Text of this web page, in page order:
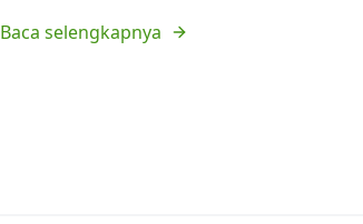
Baca selengkapnya